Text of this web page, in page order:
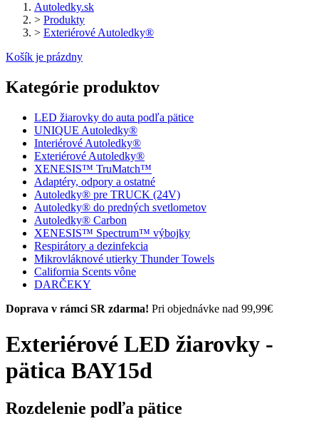
Autoledky.sk
> Produkty
> Exteriérové Autoledky®
Košík je prázdny
Kategórie produktov
LED žiarovky do auta podľa pätice
UNIQUE Autoledky®
Interiérové Autoledky®
Exteriérové Autoledky®
XENESIS™ TruMatch™
Adaptéry, odpory a ostatné
Autoledky® pre TRUCK (24V)
Autoledky® do predných svetlometov
Autoledky® Carbon
XENESIS™ Spectrum™ výbojky
Respirátory a dezinfekcia
Mikrovláknové utierky Thunder Towels
California Scents vône
DARČEKY
Doprava v rámci SR zdarma! Pri objednávke nad 99,99€
Exteriérové LED žiarovky -
pätica BAY15d
Rozdelenie podľa pätice